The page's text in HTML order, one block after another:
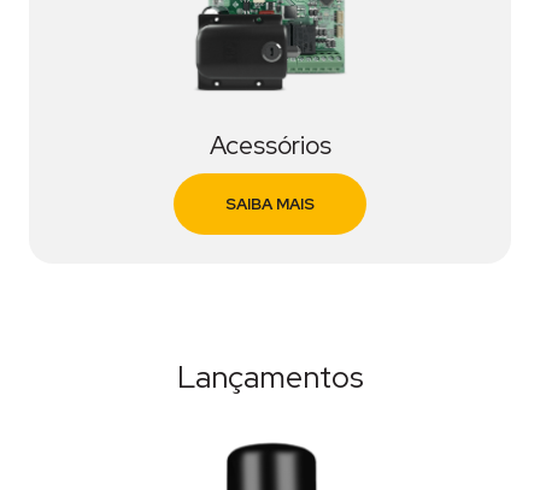
Acessórios
SAIBA MAIS
Lançamentos